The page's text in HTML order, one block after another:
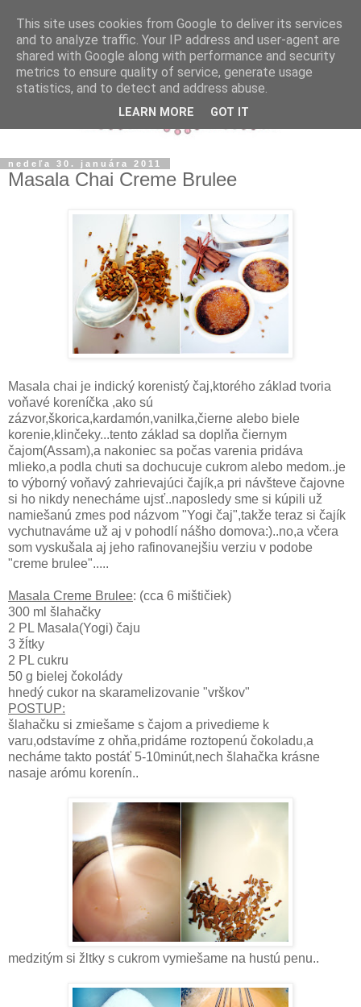
nedeľa 30. januára 2011
Masala Chai Creme Brulee
Masala chai je indický korenistý čaj,ktorého základ tvoria
voňavé koreníčka ,ako sú
zázvor,škorica,kardamón,vanilka,čierne alebo biele
korenie,klinčeky...tento základ sa doplňa čiernym
čajom(Assam),a nakoniec sa počas varenia pridáva
mlieko,a podla chuti sa dochucuje cukrom alebo medom..je
to výborný voňavý zahrievajúci čajík,a pri návšteve čajovne
si ho nikdy nenecháme ujsť..naposledy sme si kúpili už
namiešanú zmes pod názvom "Yogi čaj",takže teraz si čajík
vychutnaváme už aj v pohodlí nášho domova:)..no,a včera
som vyskušala aj jeho rafinovanejšiu verziu v podobe
"creme brulee".....
Masala Creme Brulee: (cca 6 mištičiek)
300 ml šlahačky
2 PL Masala(Yogi) čaju
3 žĺtky
2 PL cukru
50 g bielej čokolády
hnedý cukor na skaramelizovanie "vrškov"
POSTUP:
šlahačku si zmiešame s čajom a privedieme k
varu,odstavíme z ohňa,pridáme roztopenú čokoladu,a
necháme takto postáť 5-10minút,nech šlahačka krásne
nasaje arómu korenín..
medzitým si žltky s cukrom vymiešame na hustú penu..
This site uses cookies from Google to deliver its services
and to analyze traffic. Your IP address and user-agent are
shared with Google along with performance and security
metrics to ensure quality of service, generate usage
statistics, and to detect and address abuse.
LEARN MORE GOT IT